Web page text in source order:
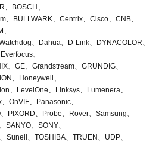
、BOSCH、
、BULLWARK、Centrix、Cisco、CNB、
、Dahua、D-Link、DYNACOLOR、
、
、GE、Grandstream、GRUNDIG、
、Honeywell、
、LevelOne、Linksys、Lumenera、
OnVIF、Panasonic、
PIXORD、Probe、Rover、Samsung、
SANYO、SONY、
Sunell、TOSHIBA、TRUEN、UDP、